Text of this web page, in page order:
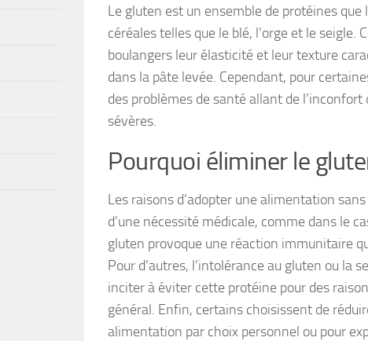
Le gluten est un ensemble de protéines
céréales telles que le blé, l’orge et le
boulangers leur élasticité et leur texture
dans la pâte levée. Cependant, pour
des problèmes de santé allant de
sévères.
Pourquoi éliminer le
Les raisons d’adopter une alimentation
d’une nécessité médicale, comme dans le
gluten provoque une réaction immunitaire
Pour d’autres, l’intolérance au gluten ou
inciter à éviter cette protéine pour des
général. Enfin, certains choisissent de
alimentation par choix personnel ou pour